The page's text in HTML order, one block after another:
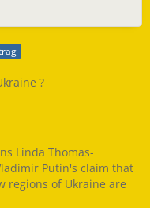
?
Linda Thomas-
Putin's claim that
regions of Ukraine are